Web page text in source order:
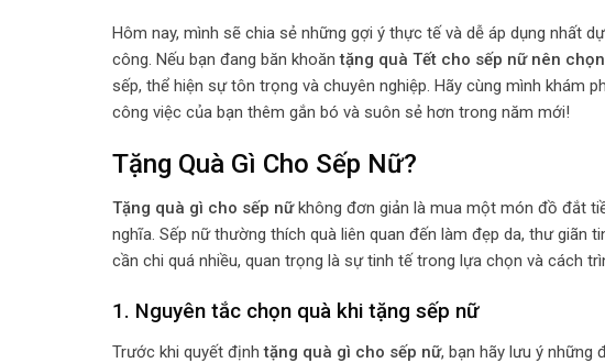
Hôm nay, mình sẽ chia sẻ những gợi ý thực tế và dễ áp dụng nhất
công. Nếu bạn đang băn khoăntặng quà Tết cho sếp nữ nên
sếp, thể hiện sự tôn trọng và chuyên nghiệp. Hãy cùng mình khám
công việc của bạn thêm gắn bó và suôn sẻ hơn trong năm mới!
Tặng Quà Gì Cho Sếp Nữ?
Tặng quà gì cho sếp nữkhông đơn giản là mua một món đồ đắt
nghĩa. Sếp nữ thường thích quà liên quan đến làm đẹp da, thư giãn
cần chi quá nhiều, quan trọng là sự tinh tế trong lựa chọn và cách
1. Nguyên tắc chọn quà khi tặng sếp nữ
Trước khi quyết địnhtặng quà gì cho sếp nữ, bạn hãy lưu ý những